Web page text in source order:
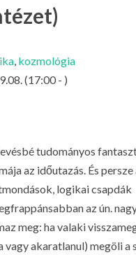
G
, kozmológia
(17:00 - )
tudományos
az időutazás. És persze
logikai csapdák
az ún.
meg: ha valaki
vagy akaratlanul) megöli a